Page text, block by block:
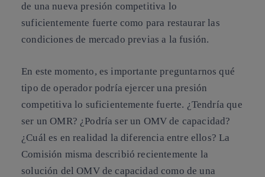
de una nueva presión competitiva lo
suficientemente fuerte como para restaurar las
condiciones de mercado previas a la fusión.
En este momento, es importante preguntarnos qué
tipo de operador podría ejercer una presión
competitiva lo suficientemente fuerte. ¿Tendría que
ser un OMR? ¿Podría ser un OMV de capacidad?
¿Cuál es en realidad la diferencia entre ellos? La
Comisión misma describió recientemente la
solución del OMV decapacidad como de una